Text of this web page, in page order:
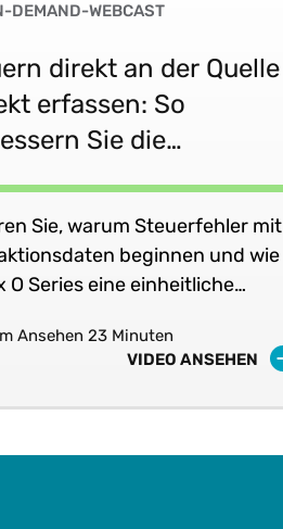
DEMAND-WEBCAST
direkt an der Quelle
erfassen: So
Sie die
Sie, warum Steuerfehler mit
beginnen und wie
O Series eine einheitliche
liefert.
Ansehen 23 Minuten
VIDEO ANSEHEN